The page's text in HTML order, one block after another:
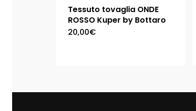
Tessuto tovaglia ONDE
ROSSO Kuper by Bottaro
20,00€